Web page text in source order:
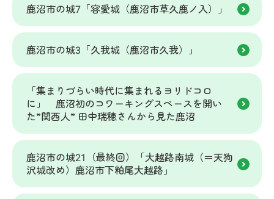
鹿沼市の城7「容愛城（鹿沼市草久鹿ノ入）」
鹿沼市の城3「久我城（鹿沼市久我）」
「集まりづらい時代に集まれるヨリドコロ
に」 鹿沼初のコワーキングスペースを開い
た”関西人” 田中瑞穂さんから見た鹿沼
鹿沼市の城21（最終回）「大越路南城（＝天狗
沢城改め）鹿沼市下粕尾大越路」